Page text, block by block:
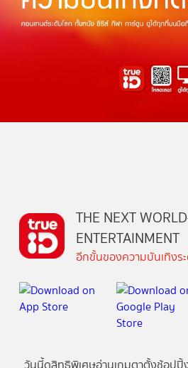
THE NEXT
ENTERTAINMENT
อีกขั้นของความบันเทิงร
วันนี้ดูสิทธิพิเศษอ่านเกมตาตั้งช้อปปิ้